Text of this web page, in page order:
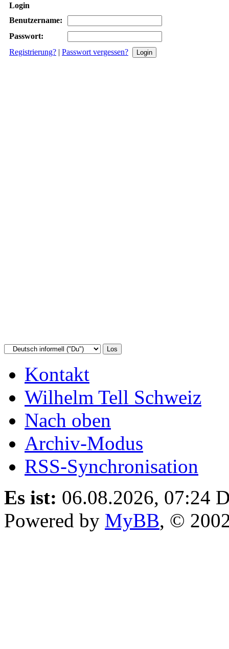
Login
Benutzername:
Passwort:
Registrierung? | Passwort vergessen?
Kontakt
Wilhelm Tell Schweiz
Nach oben
Archiv-Modus
RSS-Synchronisation
Es ist: 06.08.2026, 07:24
Powered by MyBB, ©